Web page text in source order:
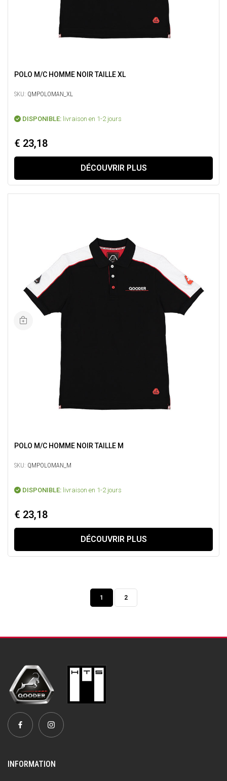
POLO M/C HOMME NOIR TAILLE XL
SKU: QMPOLOMAN_XL
DISPONIBLE: livraison en 1-2 jours
€ 23,18
DÉCOUVRIR PLUS
POLO M/C HOMME NOIR TAILLE M
SKU: QMPOLOMAN_M
DISPONIBLE: livraison en 1-2 jours
€ 23,18
DÉCOUVRIR PLUS
1 2
INFORMATION